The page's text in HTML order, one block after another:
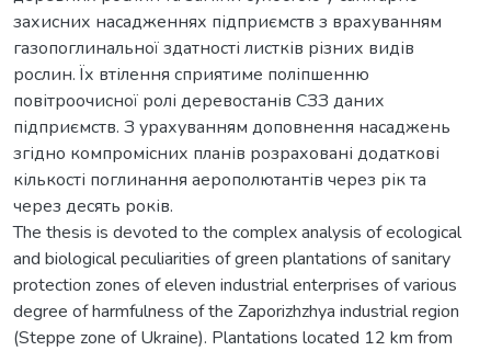
захисних насадженнях підприємств з врахуванням
газопоглинальної здатності листків різних видів
рослин. Їх втілення сприятиме поліпшенню
повітроочисної ролі деревостанів СЗЗ даних
підприємств. З урахуванням доповнення насаджень
згідно компромісних планів розраховані додаткові
кількості поглинання аерополютантів через рік та
через десять років.
The thesis is devoted to the complex analysis of ecological
and biological peculiarities of green plantations of sanitary
protection zones of eleven industrial enterprises of various
degree of harmfulness of the Zaporizhzhya industrial region
(Steppe zone of Ukraine). Plantations located 12 km from